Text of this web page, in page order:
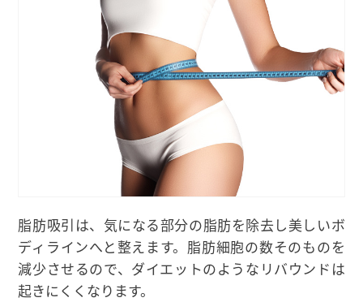
脂肪吸引は、気になる部分の脂肪を除去し美しいボ
ディラインへと整えます。脂肪細胞の数そのものを
減少させるので、ダイエットのようなリバウンドは
起きにくくなります。